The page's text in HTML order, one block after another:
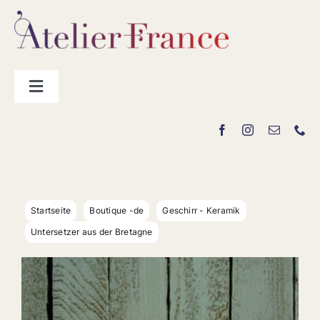
Zum
Inhalt
springen
Toggle
Kontakt
Startseite Boutique -de
Geschirr - Keramik
Untersetzer aus der Bretagne